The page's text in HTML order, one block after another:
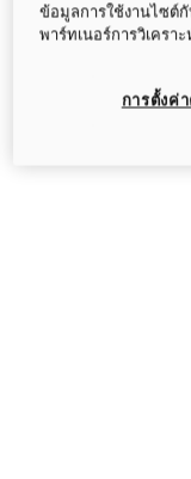
ข้อมูลการใช้งานไซต์
พาร์ทเนอร์การวิเครา
การตั้งค่